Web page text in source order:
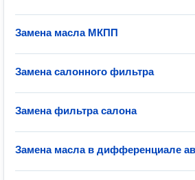
Замена масла МКПП
Замена салонного фильтра
Замена фильтра салона
Замена масла в дифференциале